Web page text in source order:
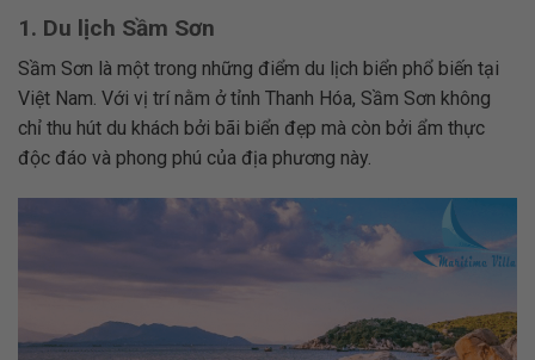
1. Du lịch Sầm Sơn
Sầm Sơn là một trong những điểm du lịch biển phổ biến tại
Việt Nam. Với vị trí nằm ở tỉnh Thanh Hóa, Sầm Sơn không
chỉ thu hút du khách bởi bãi biển đẹp mà còn bởi ẩm thực
độc đáo và phong phú của địa phương này.